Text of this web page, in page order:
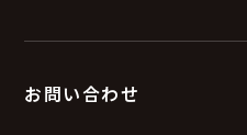
お問い合わせ